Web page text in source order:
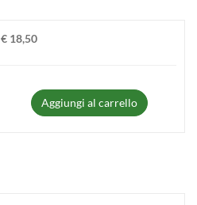
Prezzo
€ 18,50
Aggiungi al carrello